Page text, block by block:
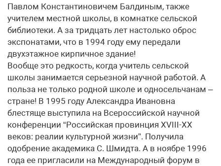
Павлом Константиновичем Балдиным, также
учителем местной школы, в комнатке сельской
библиотеки. А за тридцать лет настолько оброс
экспонатами, что в 1994 году ему передали
двухэтажное кирпичное здание!
Вообще это редкость, когда учитель сельской
школы занимается серьезной научной работой. А
польза не только родной школе и односельчанам –
стране! В 1995 году Александра Ивановна
блестяще выступила на Всероссийской научной
конференции “Российская провинция ХVIII-ХХ
веков: реалии культурной жизни”. Получила
одобрение академика С. Шмидта. А в ноябре 1996
года ее пригласили на Международный форум в